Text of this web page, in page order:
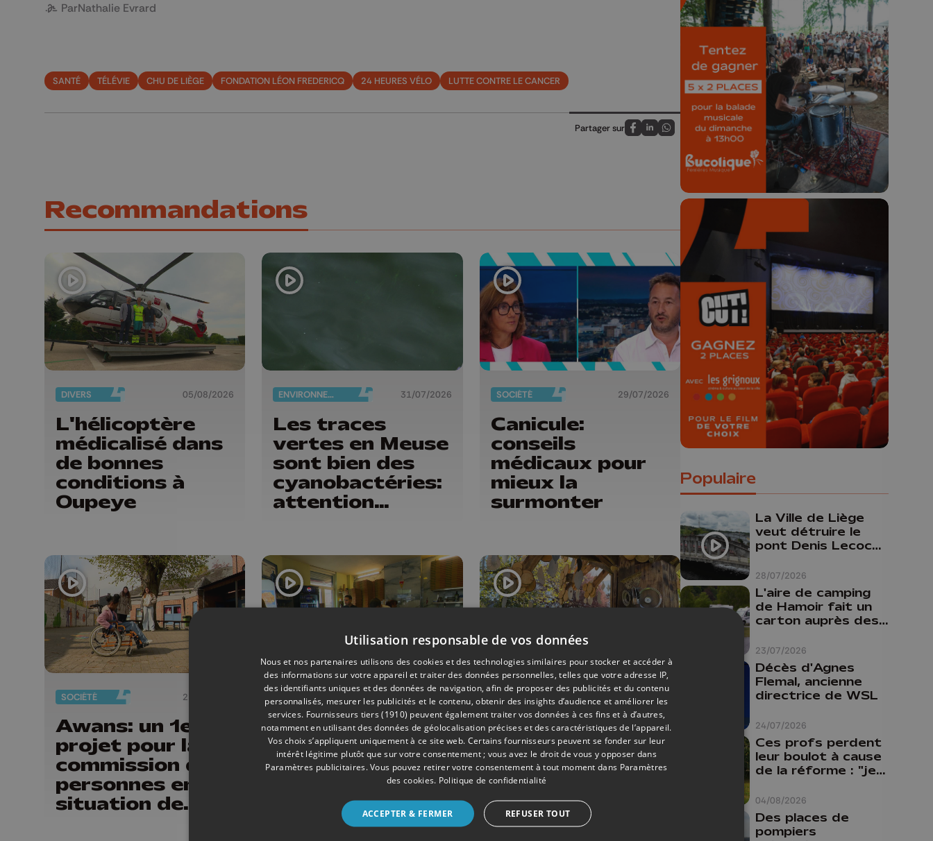
ParNathalie Evrard
SANTÉ TÉLÉVIE CHU DE LIÈGE FONDATION LÉON FREDERICQ 24 HEURES VÉLO LUTTE CONTRE LE CANCER
Partager sur
Partagez sur FaceBook
Partagez sur LinkedIn
Partagez sur Whatsapp
Recommandations
DIVERS 05/08/2026
L'hélicoptère
médicalisé dans
de bonnes
conditions à
Oupeye
ENVIRONNEMENT 31/07/2026
Les traces
vertes en Meuse
sont bien des
cyanobactéries:
attention
SOCIÉTÉ 29/07/2026
Canicule:
conseils
médicaux pour
mieux la
surmonter
SOCIÉTÉ 21/04/2026
Awans: un 1er
projet pour la
commission des
personnes en
situation de
SOCIAL 20/04/2026
Des pizzas à 1
euro ! Action
pour le Télévie
ENVIRONNEMENT 15/04/2026
Cinq jours de
festival nature
et santé à
Waremme
🎁 Gagnez 5x2
places pour le
Bucolique Ferrières
Festival 🌿🎶
Concours valable jusqu'au 9 août,
23h59.
🎬 Concours CUT x
Les Grignoux ✨
Concours permanent - 2 places à
gagner chaque semaine !
Populaire
28/07/2026
La Ville de Liège
veut détruire le
pont Denis Lecocq
budget pour le
faire
23/07/2026
L'aire de camping
de Hamoir fait un
carton auprès des
24/07/2026
Décès d'Agnes
Flemal, ancienne
directrice de WSL
04/08/2026
Ces profs perdent
leur boulot à cause
de la réforme : "je
comme prof que
comme
pharmacienne"
Des places de
pompiers
Utilisation responsable de vos données
Nous et nos partenaires utilisons des cookies et des technologies similaires pour stocker et accéder à
des informations sur votre appareil et traiter des données personnelles, telles que votre adresse IP,
des identifiants uniques et des données de navigation, afin de proposer des publicités et du contenu
personnalisés, mesurer les publicités et le contenu, obtenir des insights d’audience et améliorer les
services. Fournisseurs tiers (1910) peuvent également traiter vos données à ces fins et à d’autres,
notamment en utilisant des données de géolocalisation précises et des caractéristiques de l’appareil.
Vos choix s’appliquent uniquement à ce site web. Certains fournisseurs peuvent se fonder sur leur
intérêt légitime plutôt que sur votre consentement ; vous avez le droit de vous y opposer dans
Paramètres publicitaires. Vous pouvez retirer votre consentement à tout moment dans Paramètres
des cookies. Politique de confidentialité
ACCEPTER & FERMER REFUSER TOUT